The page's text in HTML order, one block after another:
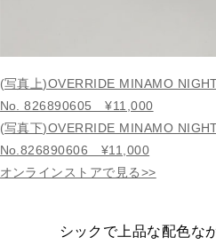
(写真上)OVERRIDE MINAMO
No. 826890605 ¥11,000
(写真下)OVERRIDE MINAMO
No.826890606 ¥11,000
オンラインストアで見る>>
シックで上品な配色な